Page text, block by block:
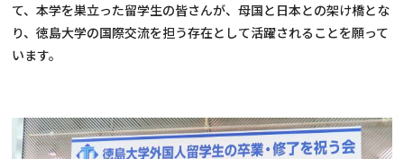
て、本学を巣立った留学生の皆さんが、母国と日本との架け橋とな
り、徳島大学の国際交流を担う存在として活躍されることを願って
います。